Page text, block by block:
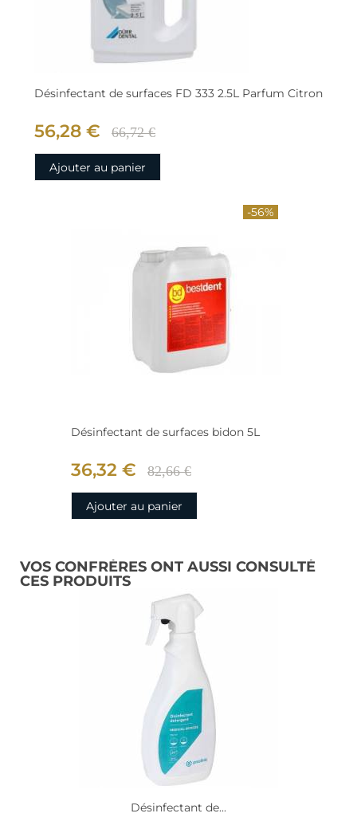
Désinfectant de surfaces FD 333 2.5L Parfum Citron
56,28 € 66,72 €
Ajouter au panier
-56%
Désinfectant de surfaces bidon 5L
36,32 € 82,66 €
Ajouter au panier
VOS CONFRÈRES ONT AUSSI CONSULTÉ
CES PRODUITS
Désinfectant de...